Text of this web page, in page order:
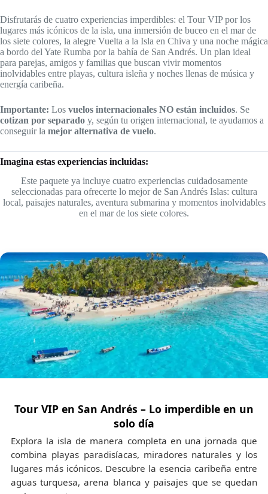
Disfrutarás de cuatro experiencias imperdibles: el Tour VIP por los
lugares más icónicos de la isla, una inmersión de buceo en el mar de
los siete colores, la alegre Vuelta a la Isla en Chiva y una noche mágica
a bordo del Yate Rumba por la bahía de San Andrés. Un plan ideal
para parejas, amigos y familias que buscan vivir momentos
inolvidables entre playas, cultura isleña y noches llenas de música y
energía caribeña.
Importante: Los vuelos internacionales NO están incluidos. Se
cotizan por separado y, según tu origen internacional, te ayudamos a
conseguir la mejor alternativa de vuelo.
Imagina estas experiencias incluidas:
Este paquete ya incluye cuatro experiencias cuidadosamente
seleccionadas para ofrecerte lo mejor de San Andrés Islas: cultura
local, paisajes naturales, aventura submarina y momentos inolvidables
en el mar de los siete colores.
Tour VIP en San Andrés – Lo imperdible en un
solo día
Explora la isla de manera completa en una jornada que
combina playas paradisíacas, miradores naturales y los
lugares más icónicos. Descubre la esencia caribeña entre
aguas turquesa, arena blanca y paisajes que se quedan